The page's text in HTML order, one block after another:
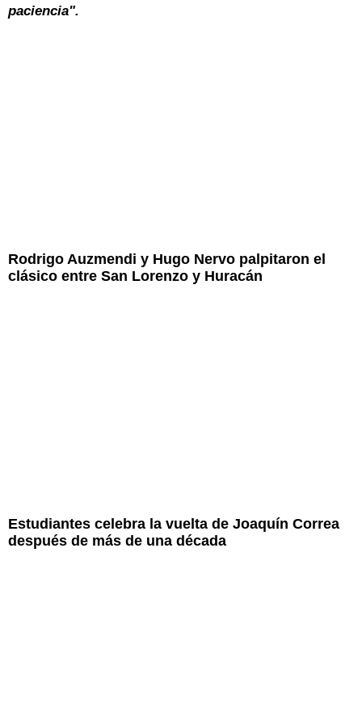
paciencia".
Rodrigo Auzmendi y Hugo Nervo palpitaron el
clásico entre San Lorenzo y Huracán
Estudiantes celebra la vuelta de Joaquín Correa
después de más de una década